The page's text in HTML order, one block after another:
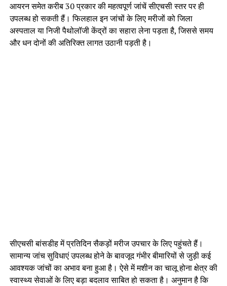
आयरन समेत करीब 30 प्रकार की महत्वपूर्ण जांचें सीएचसी स्तर पर ही
उपलब्ध हो सकती हैं। फिलहाल इन जांचों के लिए मरीजों को जिला
अस्पताल या निजी पैथोलॉजी केंद्रों का सहारा लेना पड़ता है, जिससे समय
और धन दोनों की अतिरिक्त लागत उठानी पड़ती है।
सीएचसी बांसडीह में प्रतिदिन सैकड़ों मरीज उपचार के लिए पहुंचते हैं।
सामान्य जांच सुविधाएं उपलब्ध होने के बावजूद गंभीर बीमारियों से जुड़ी कई
आवश्यक जांचों का अभाव बना हुआ है। ऐसे में मशीन का चालू होना क्षेत्र की
स्वास्थ्य सेवाओं के लिए बड़ा बदलाव साबित हो सकता है। अनुमान है कि